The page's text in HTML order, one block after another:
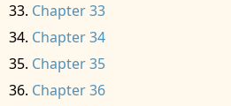
Chapter 33
Chapter 34
Chapter 35
Chapter 36